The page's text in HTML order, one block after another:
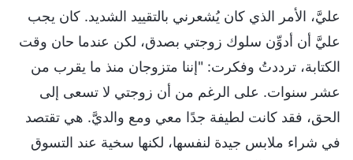
عليَّ، الأمر الذي كان يُشعرني بالتقييد الشديد. كان يجب
عليَّ أن أدوِّن سلوك زوجتي بصدق، لكن عندما حان وقت
الكتابة، ترددتُ وفكرت: "إننا متزوجان منذ ما يقرب من
عشر سنوات. على الرغم من أن زوجتي لا تسعى إلى
الحق، فقد كانت لطيفة جدًا معي ومع والديَّ. هي تقتصد
في شراء ملابس جيدة لنفسها، لكنها سخية عند التسوق